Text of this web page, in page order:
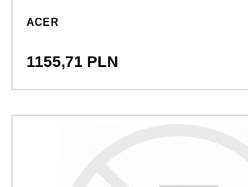
ACER
1155,71 PLN